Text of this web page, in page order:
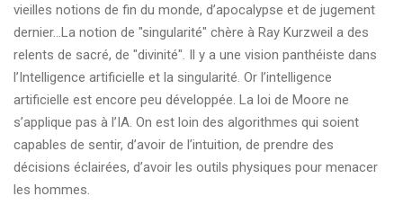
vieilles notions de fin du monde, d’apocalypse et de jugement
dernier…La notion de "singularité" chère à Ray Kurzweil a des
relents de sacré, de "divinité". Il y a une vision panthéiste dans
l’Intelligence artificielle et la singularité. Or l’intelligence
artificielle est encore peu développée. La loi de Moore ne
s’applique pas à l’IA. On est loin des algorithmes qui soient
capables de sentir, d’avoir de l’intuition, de prendre des
décisions éclairées, d’avoir les outils physiques pour menacer
les hommes.